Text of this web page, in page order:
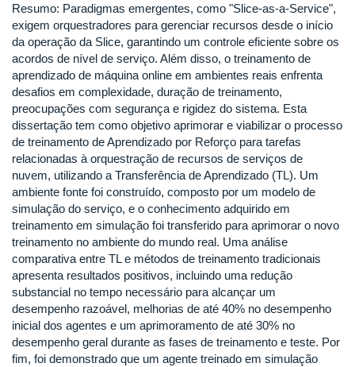
Resumo: Paradigmas emergentes, como "Slice-as-a-Service",
exigem orquestradores para gerenciar recursos desde o início
da operação da Slice, garantindo um controle eficiente sobre os
acordos de nível de serviço. Além disso, o treinamento de
aprendizado de máquina online em ambientes reais enfrenta
desafios em complexidade, duração de treinamento,
preocupações com segurança e rigidez do sistema. Esta
dissertação tem como objetivo aprimorar e viabilizar o processo
de treinamento de Aprendizado por Reforço para tarefas
relacionadas à orquestração de recursos de serviços de
nuvem, utilizando a Transferência de Aprendizado (TL). Um
ambiente fonte foi construído, composto por um modelo de
simulação do serviço, e o conhecimento adquirido em
treinamento em simulação foi transferido para aprimorar o novo
treinamento no ambiente do mundo real. Uma análise
comparativa entre TL e métodos de treinamento tradicionais
apresenta resultados positivos, incluindo uma redução
substancial no tempo necessário para alcançar um
desempenho razoável, melhorias de até 40% no desempenho
inicial dos agentes e um aprimoramento de até 30% no
desempenho geral durante as fases de treinamento e teste. Por
fim, foi demonstrado que um agente treinado em simulação